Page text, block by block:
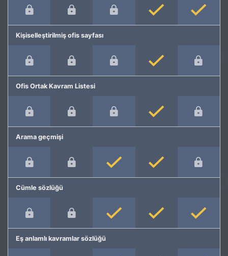
Kişiselleştirilmiş ofis sayfası
Ofis Ortak Kavram Listesi
Arama geçmişi
Cümle sözlüğü
Eş anlamlı kavramlar sözlüğü